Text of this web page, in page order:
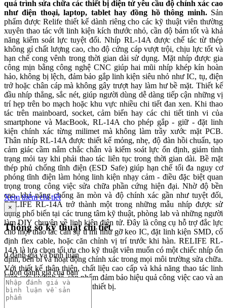
quá trình sửa chữa các thiết bị điện tử yêu cầu độ chính xác cao
như điện thoại, laptop, tablet hay đồng hồ thông minh. Sản
phẩm được Relife thiết kế dành riêng cho các kỹ thuật viên thường
xuyên thao tác với linh kiện kích thước nhỏ, cần độ bám tốt và khả
năng kiểm soát lực tuyệt đối. Nhíp RL-14A được chế tác từ thép
không gỉ chất lượng cao, cho độ cứng cáp vượt trội, chịu lực tốt và
hạn chế cong vênh trong thời gian dài sử dụng. Mặt nhíp được gia
công mịn bằng công nghệ CNC giúp hai mũi nhíp khép kín hoàn
hảo, không bị lệch, đảm bảo gắp linh kiện siêu nhỏ như IC, tụ, điện
trở hoặc chân cáp mà không gây trượt hay làm hư bề mặt. Thiết kế
đầu nhíp thẳng, sắc nét, giúp người dùng dễ dàng tiếp cận những vị
trí hẹp trên bo mạch hoặc khu vực nhiều chi tiết đan xen. Khi thao
tác trên mainboard, socket, cảm biến hay các chi tiết tinh vi của
smartphone và MacBook, RL-14A cho phép gắp - giữ - đặt linh
kiện chính xác từng milimet mà không làm trầy xước mặt PCB.
Thân nhíp RL-14A được thiết kế mỏng, nhẹ, độ đàn hồi chuẩn, tạo
cảm giác cầm nắm chắc chắn và kiểm soát lực ổn định, giảm tình
trạng mỏi tay khi phải thao tác liên tục trong thời gian dài. Bề mặt
thép phủ chống tĩnh điện (ESD Safe) giúp hạn chế tối đa nguy cơ
phóng tĩnh điện làm hỏng linh kiện nhạy cảm - điều đặc biệt quan
trọng trong công việc sửa chữa phần cứng hiện đại. Nhờ độ bền
cao, khả năng chống ăn mòn và độ chính xác gần như tuyệt đối,
RELIFE RL-14A trở thành một trong những mẫu nhíp được sử
dụng phổ biến tại các trung tâm kỹ thuật, phòng lab và những người
làm DIY chuyên về linh kiện điện tử. Đây là công cụ hỗ trợ đắc lực
cho mọi thao tác cần sự tỉ mỉ như gỡ keo IC, đặt linh kiện SMD, cố
định flex cable, hoặc căn chỉnh vị trí trước khi hàn. RELIFE RL-
14A là lựa chọn tối ưu cho kỹ thuật viên muốn có một chiếc nhíp ổn
định, bền bỉ và hoạt động chính xác trong mọi môi trường sửa chữa.
Với thiết kế thân thiện, chất liệu cao cấp và khả năng thao tác linh
kiện cực kỳ tinh tế, sản phẩm đảm bảo hiệu quả công việc cao và an
toàn tối đa cho bo mạch và thiết bị.
Xem thêm chi tiết
×
Thông số kỹ thuật chi tiết
0 đánh giá và bình luận
Chọn đánh giá của bạn